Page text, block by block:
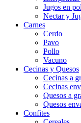
Jugos en
Nectar y
Carnes
Cerdo
Pavo
Pollo
Vacuno
Cecinas y Quesos
Cecinas a
Cecinas
Quesos a
Quesos
Confites